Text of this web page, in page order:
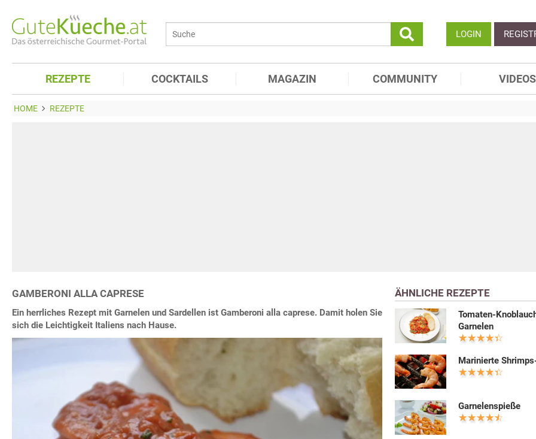
LOGIN
REZEPTE COCKTAILS MAGAZIN COMMUNITY VIDEOS
HOME REZEPTE
GAMBERONI ALLA CAPRESE
Ein herrliches Rezept mit Garnelen und Sardellen ist Gamberoni alla caprese. Damit holen Sie
sich die Leichtigkeit Italiens nach Hause.
ÄHNLICHE REZEPTE
Tomaten-
Garnelen
Marinierte
Garnelenspieße